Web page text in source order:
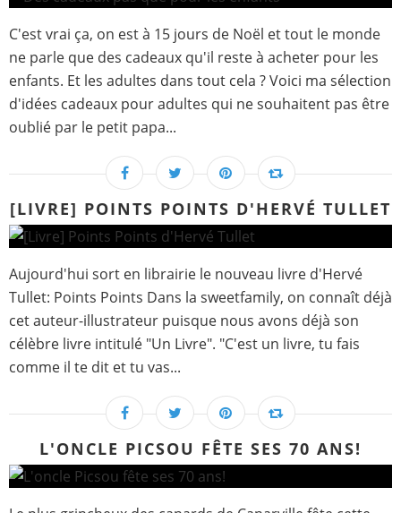
C'est vrai ça, on est à 15 jours de Noël et tout le monde
ne parle que des cadeaux qu'il reste à acheter pour les
enfants. Et les adultes dans tout cela ? Voici ma sélection
d'idées cadeaux pour adultes qui ne souhaitent pas être
oublié par le petit papa...
[LIVRE] POINTS POINTS D'HERVÉ TULLET
Aujourd'hui sort en librairie le nouveau livre d'Hervé
Tullet: Points Points Dans la sweetfamily, on connaît déjà
cet auteur-illustrateur puisque nous avons déjà son
célèbre livre intitulé "Un Livre". "C'est un livre, tu fais
comme il te dit et tu vas...
L'ONCLE PICSOU FÊTE SES 70 ANS!